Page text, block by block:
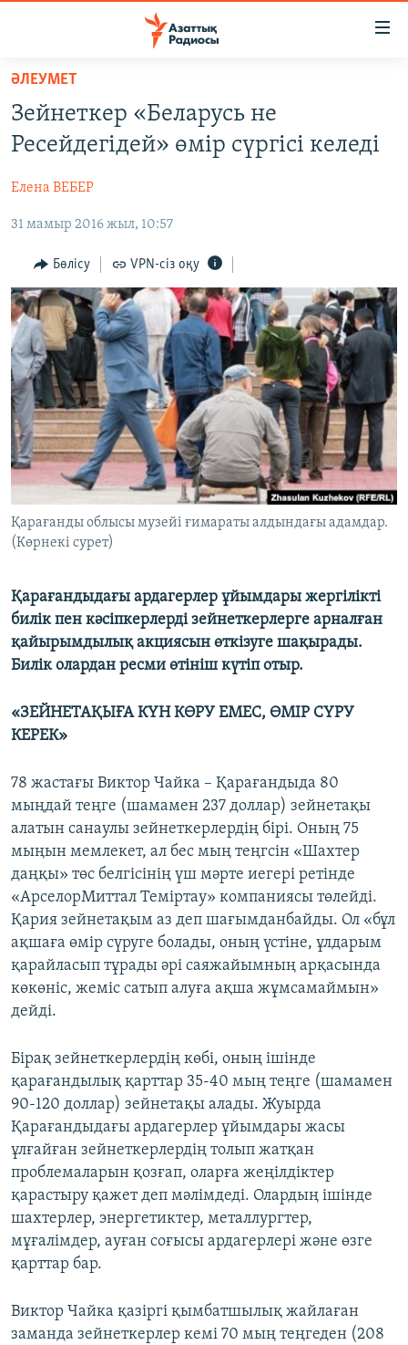
Skip
main
content
to
Navigation
Search
ҚАҢТАР ОҚИҒАСЫ
АДАМ ҚҰҚЫҚТАРЫ
ӘЛЕУМЕТ
ӘЛЕМ
АРНАЙЫ ЖОБАЛАР
Русский
ЖАЗЫЛЫҢЫЗ
Басқа тілдерде
ӘЛЕУМЕТ
Зейнеткер «Беларусь не
Ресейдегідей» өмір сүргісі келеді
Елена ВЕБЕР
31 мамыр 2016 жыл, 10:57
Бөлісу VPN-сіз оқу
Қарағанды облысы музейі ғимараты алдындағы адамдар.
(Көрнекі сурет)
Қарағандыдағы ардагерлер ұйымдары жергілікті
билік пен кәсіпкерлерді зейнеткерлерге арналған
қайырымдылық акциясын өткізуге шақырады.
Билік олардан ресми өтініш күтіп отыр.
«ЗЕЙНЕТАҚЫҒА КҮН КӨРУ ЕМЕС, ӨМІР СҮРУ
КЕРЕК»
78 жастағы Виктор Чайка – Қарағандыда 80
мыңдай теңге (шамамен 237 доллар) зейнетақы
алатын санаулы зейнеткерлердің бірі. Оның 75
мыңын мемлекет, ал бес мың теңгсін «Шахтер
даңқы» төс белгісінің үш мәрте иегері ретінде
«АрселорМиттал Теміртау» компаниясы төлейді.
Қария зейнетақым аз деп шағымданбайды. Ол «бұл
ақшаға өмір сүруге болады, оның үстіне, ұлдарым
қарайласып тұрады әрі саяжайымның арқасында
көкөніс, жеміс сатып алуға ақша жұмсамаймын»
дейді.
Бірақ зейнеткерлердің көбі, оның ішінде
қарағандылық қарттар 35-40 мың теңге (шамамен
90-120 доллар) зейнетақы алады. Жуырда
Қарағандыдағы ардагерлер ұйымдары жасы
ұлғайған зейнеткерлердің толып жатқан
проблемаларын қозғап, оларға жеңілдіктер
қарастыру қажет деп мәлімдеді. Олардың ішінде
шахтерлер, энергетиктер, металлургтер,
мұғалімдер, ауған соғысы ардагерлері және өзге
қарттар бар.
Виктор Чайка қазіргі қымбатшылық жайлаған
заманда зейнеткерлер кемі 70 мың теңгеден (208